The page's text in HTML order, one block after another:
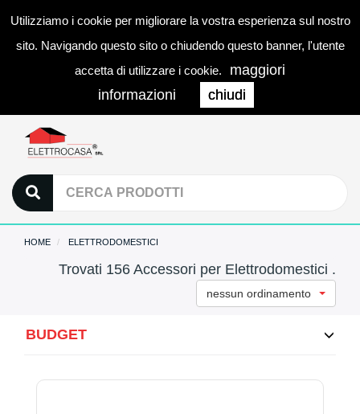
Utilizziamo i cookie per migliorare la vostra esperienza sul nostro
sito. Navigando questo sito o chiudendo questo banner, l'utente
accetta di utilizzare i cookie.
maggiori
informazioni
chiudi
0
HOME ELETTRODOMESTICI
Trovati 156 Accessori per Elettrodomestici .
nessun ordinamento
BUDGET